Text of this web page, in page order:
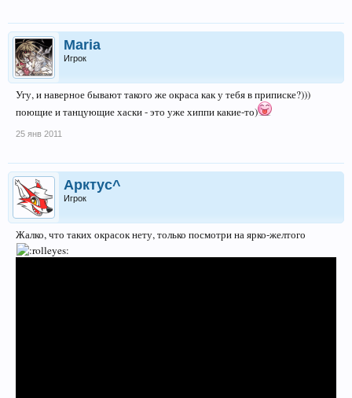
Maria
Игрок
Угу, и наверное бывают такого же окраса как у тебя в приписке?)))
поющие и танцующие хаски - это уже хиппи какие-то)
25 янв 2011
Арктус^
Игрок
Жалко, что таких окрасок нету, только посмотри на ярко-желтого